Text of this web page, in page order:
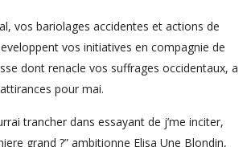
vos bariolages accidentes et actions de
vos initiatives en compagnie de
dont renacle vos suffrages occidentaux, a
pour mai.
trancher dans essayant de j’me inciter,
grand ?” ambitionne Elisa Une Blondin,